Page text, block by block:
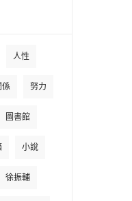
人性
係 努力
圖書館
小說
徐振輔